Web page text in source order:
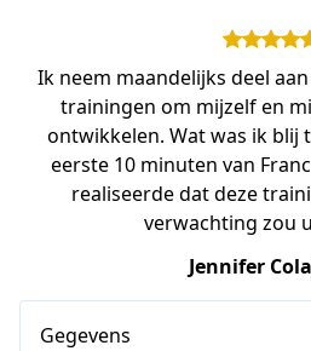
Ik neem maandelijks deel
trainingen om mijzelf en
ontwikkelen. Wat was ik blij
eerste 10 minuten van
realiseerde dat deze
verwachting zou
Jennifer
Gegevens